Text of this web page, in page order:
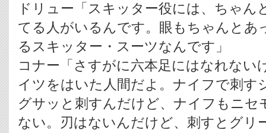
ドリュー「スキッター役には、ちゃん
てる人がいるんです。眼もちゃんとあ
るスキッター・スーツなんです」
コナー「さすがに六本足にはなれない
イツをはいた人間だよ。ナイフで刺す
グサッと刺すんだけど、ナイフもニセ
ない。刃はないんだけど、刺すとグリ